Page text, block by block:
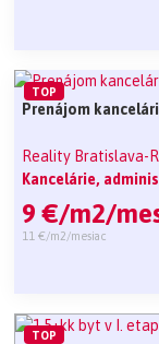
Prenájom
Reality Bratislava-
Kancelárie,
9 €/m2/
11 €/m2/mesiac
TOP
TOP